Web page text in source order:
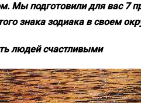
Мы подготовили для вас 7
знака зодиака в своем
людей счастливыми